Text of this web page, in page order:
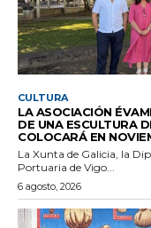
CULTURA
LA ASOCIACIÓN
DE UNA ESCULTURA
COLOCARÁ EN
La Xunta de Galicia, la
Portuaria de Vigo...
6 agosto, 2026